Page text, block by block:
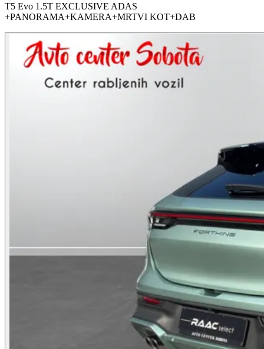
T5 Evo 1.5T EXCLUSIVE ADAS
+PANORAMA+KAMERA+MRTVI KOT+DAB